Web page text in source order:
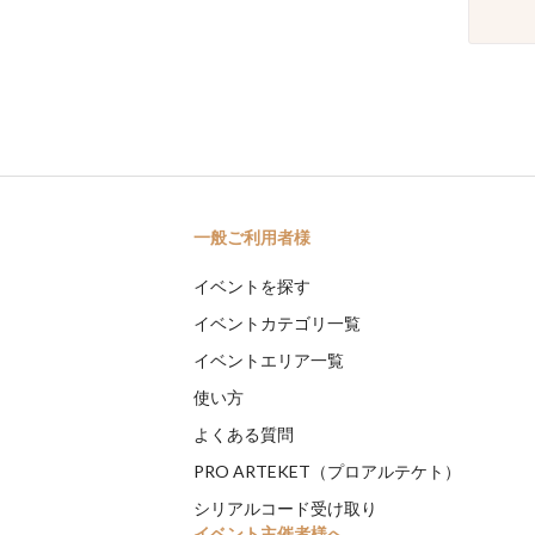
一般ご利用者様
イベントを探す
イベントカテゴリ一覧
イベントエリア一覧
使い方
よくある質問
PRO ARTEKET（プロアルテケト）
シリアルコード受け取り